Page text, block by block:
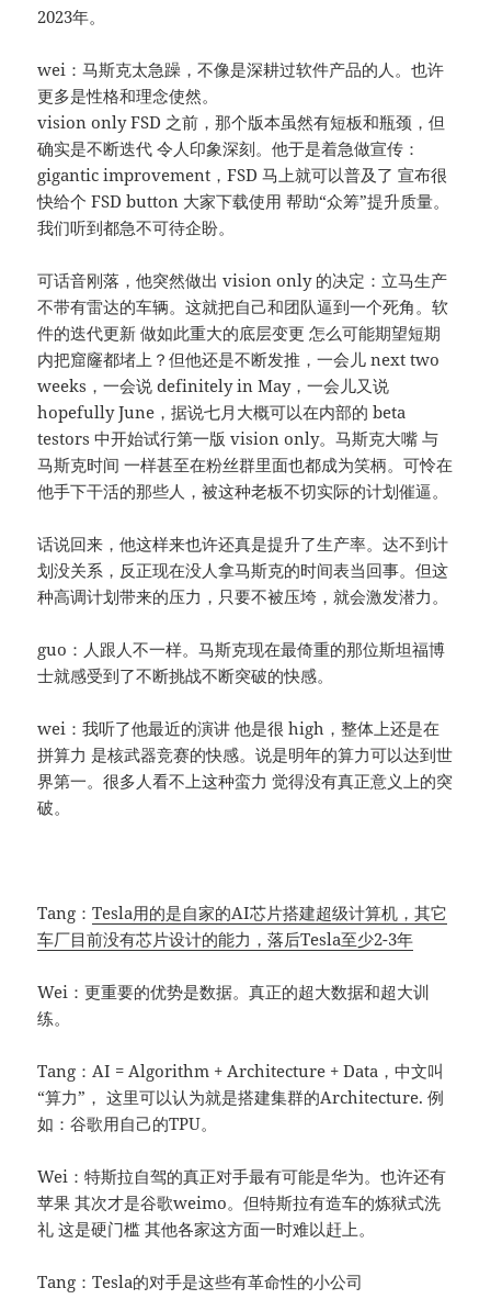
2023年。
wei：马斯克太急躁，不像是深耕过软件产品的人。也许
更多是性格和理念使然。
vision only FSD 之前，那个版本虽然有短板和瓶颈，但
确实是不断迭代 令人印象深刻。他于是着急做宣传：
gigantic improvement，FSD 马上就可以普及了 宣布很
快给个 FSD button 大家下载使用 帮助“众筹”提升质量。
我们听到都急不可待企盼。
可话音刚落，他突然做出 vision only 的决定：立马生产
不带有雷达的车辆。这就把自己和团队逼到一个死角。软
件的迭代更新 做如此重大的底层变更 怎么可能期望短期
内把窟窿都堵上？但他还是不断发推，一会儿 next two
weeks，一会说 definitely in May，一会儿又说
hopefully June，据说七月大概可以在内部的 beta
testors 中开始试行第一版 vision only。马斯克大嘴 与
马斯克时间 一样甚至在粉丝群里面也都成为笑柄。可怜在
他手下干活的那些人，被这种老板不切实际的计划催逼。
话说回来，他这样来也许还真是提升了生产率。达不到计
划没关系，反正现在没人拿马斯克的时间表当回事。但这
种高调计划带来的压力，只要不被压垮，就会激发潜力。
guo：人跟人不一样。马斯克现在最倚重的那位斯坦福博
士就感受到了不断挑战不断突破的快感。
wei：我听了他最近的演讲 他是很 high，整体上还是在
拼算力 是核武器竞赛的快感。说是明年的算力可以达到世
界第一。很多人看不上这种蛮力 觉得没有真正意义上的突
破。
Tang：Tesla用的是自家的AI芯片搭建超级计算机，其它
车厂目前没有芯片设计的能力，落后Tesla至少2-3年
Wei：更重要的优势是数据。真正的超大数据和超大训
练。
Tang：AI = Algorithm + Architecture + Data，中文叫
“算力”， 这里可以认为就是搭建集群的Architecture. 例
如：谷歌用自己的TPU。
Wei：特斯拉自驾的真正对手最有可能是华为。也许还有
苹果 其次才是谷歌weimo。但特斯拉有造车的炼狱式洗
礼 这是硬门槛 其他各家这方面一时难以赶上。
Tang：Tesla的对手是这些有革命性的小公司